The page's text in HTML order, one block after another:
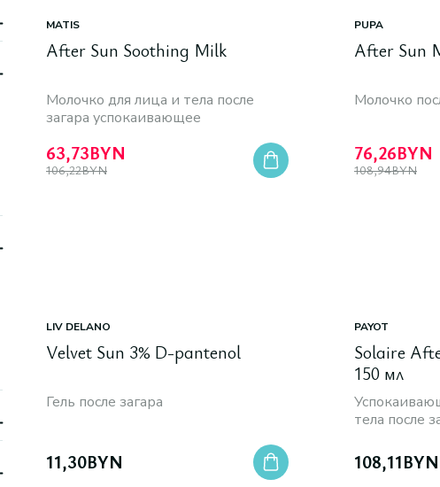
MATIS
After Sun Soothing Milk
Молочко для лица и тела после
загара успокаивающее
63,73BYN
106,22BYN
PUPA
After Sun
Молочко
76,26BYN
108,94BYN
LIV DELANO
Velvet Sun 3% D-pantenol
Гель после загара
11,30BYN
PAYOT
Solaire
150 мл
тела после
108,11BYN